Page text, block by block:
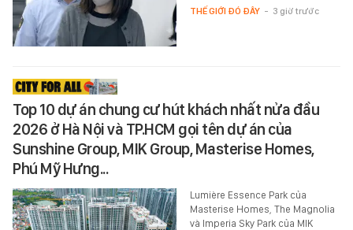
THẾ GIỚI ĐÓ ĐÂY - 3 giờ trước
Top 10 dự án chung cư hút khách nhất nửa đầu
2026 ở Hà Nội và TP.HCM gọi tên dự án của
Sunshine Group, MIK Group, Masterise Homes,
Phú Mỹ Hưng...
Lumière Essence Park của
Masterise Homes, The Magnolia
và Imperia Sky Park của MIK